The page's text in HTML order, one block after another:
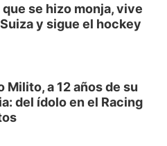
se hizo monja, vive
y sigue el hockey
Milito, a 12 años de su
del ídolo en el Racing